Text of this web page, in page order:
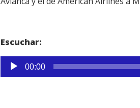
Escuchar:
Reproductor
de
00:00